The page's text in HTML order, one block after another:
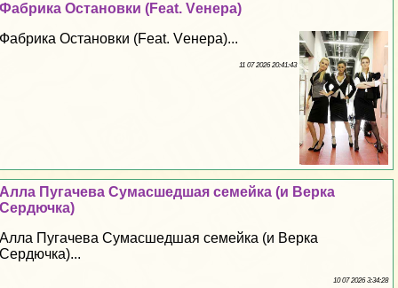
Фабрика Остановки (Feat. Vенера)
Фабрика Остановки (Feat. Vенера)...
11 07 2026 20:41:43
Алла Пугачева Cyмacшедшая семейка (и Верка
Сердючка)
Алла Пугачева Cyмacшедшая семейка (и Верка
Сердючка)...
10 07 2026 3:34:28